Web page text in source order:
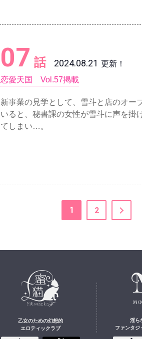
07 話 2024.08.21 更新！
恋愛天国 Vol.57掲載
新事業の見学として、雪斗と店のオー
いると、秘書課の女性が雪斗に声を掛
てしまい…。
1 2
乙女のための幻想的
エロティックラブ
淫ら
ファンタジ